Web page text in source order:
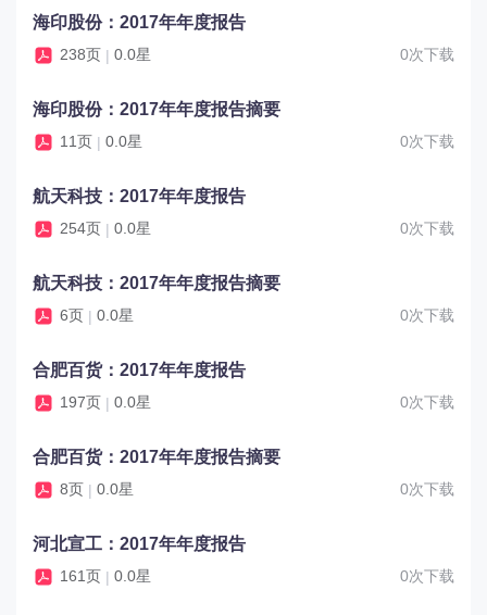
海印股份：2017年年度报告
238页 | 0.0星 0次下载
海印股份：2017年年度报告摘要
11页 | 0.0星 0次下载
航天科技：2017年年度报告
254页 | 0.0星 0次下载
航天科技：2017年年度报告摘要
6页 | 0.0星 0次下载
合肥百货：2017年年度报告
197页 | 0.0星 0次下载
合肥百货：2017年年度报告摘要
8页 | 0.0星 0次下载
河北宣工：2017年年度报告
161页 | 0.0星 0次下载